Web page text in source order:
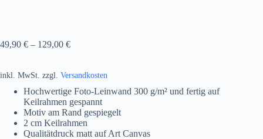
49,90 € – 129,00 €
inkl. MwSt. zzgl. Versandkosten
Hochwertige Foto-Leinwand 300 g/m² und fertig auf
Keilrahmen gespannt
Motiv am Rand gespiegelt
2 cm Keilrahmen
Qualitätdruck matt auf Art Canvas